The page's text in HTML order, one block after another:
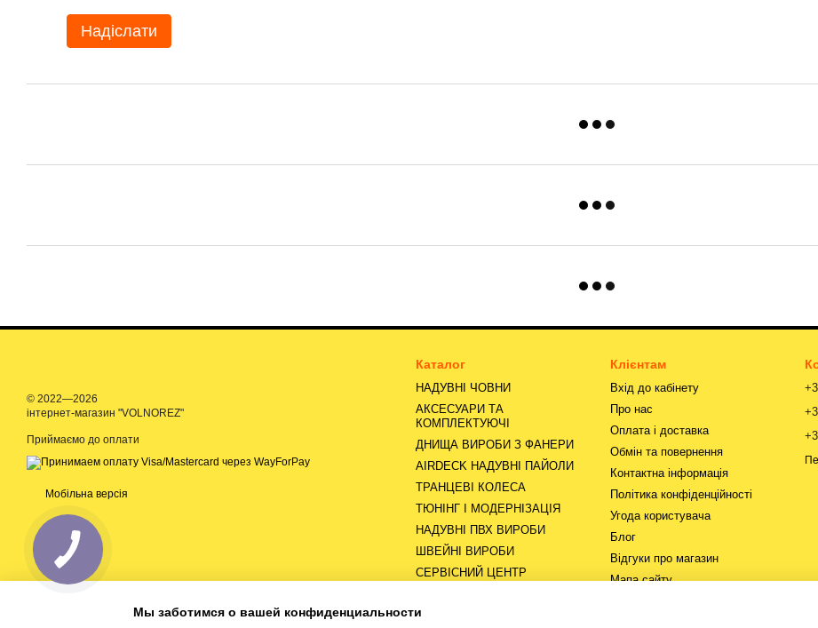
Надіслати
© 2022—2026
інтернет-магазин "VOLNOREZ"
Приймаємо до оплати
Мобільна версія
Каталог
НАДУВНІ ЧОВНИ
АКСЕСУАРИ ТА
КОМПЛЕКТУЮЧІ
ДНИЩА ВИРОБИ З ФАНЕРИ
AIRDECK НАДУВНІ ПАЙОЛИ
ТРАНЦЕВІ КОЛЕСА
ТЮНІНГ І МОДЕРНІЗАЦІЯ
НАДУВНІ ПВХ ВИРОБИ
ШВЕЙНІ ВИРОБИ
СЕРВІСНИЙ ЦЕНТР
Клієнтам
Вхід до кабінету
Про нас
Оплата і доставка
Обмін та повернення
Контактна інформація
Політика конфіденційності
Угода користувача
Блог
Відгуки про магазин
Мапа сайту
Мы заботимся о вашей конфиденциальности